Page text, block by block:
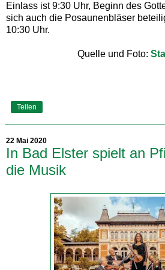
Einlass ist 9:30 Uhr, Beginn des
sich auch die Posaunenbläser
10:30 Uhr.
Quelle und Foto:
Teilen
22 Mai 2020
In Bad Elster spielt an
die Musik